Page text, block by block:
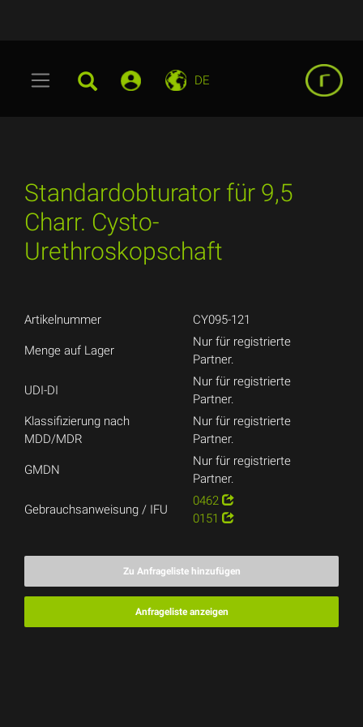
DE
Standardobturator für 9,5
Charr. Cysto-
Urethroskopschaft
Artikelnummer CY095-121
Menge auf Lager
Nur für registrierte
Partner.
UDI-DI
Nur für registrierte
Partner.
Klassifizierung nach
MDD/MDR
Nur für registrierte
Partner.
GMDN
Nur für registrierte
Partner.
Gebrauchsanweisung / IFU
0462
0151
Zu Anfrageliste hinzufügen
Anfrageliste anzeigen